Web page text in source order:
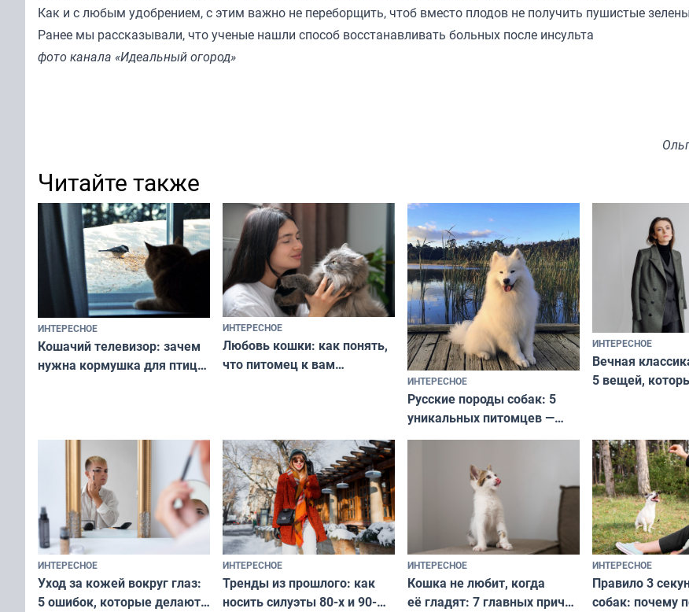
Как и с любым удобрением, с этим важно не переборщить, чтоб вместо плодов не получить пушистые
Ранее мы рассказывали, что ученые нашли способ восстанавливать больных после инсульта
фото канала «Идеальный огород»
Читайте также
ИНТЕРЕСНОЕ
Кошачий телевизор: зачем
нужна кормушка для птиц
ИНТЕРЕСНОЕ
Любовь кошки: как понять,
что питомец к вам
ИНТЕРЕСНОЕ
Русские породы собак: 5
уникальных питомцев —
национальные сокровища
и характером
ИНТЕРЕСНОЕ
Вечная
5 вещей,
и актуально в
ИНТЕРЕСНОЕ
Уход за кожей вокруг глаз:
5 ошибок, которые делают
ИНТЕРЕСНОЕ
Тренды из прошлого: как
носить силуэты 80-х и 90-
ИНТЕРЕСНОЕ
Кошка не любит, когда
её гладят: 7 главных причин
ИНТЕРЕСНОЕ
Правило 3
собак: почему